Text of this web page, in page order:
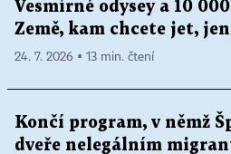
Vesmírné odysey a 10
Země, kam chcete jet,
24. 7. 2026 ▪ 13 min. čtení
Končí program, v němž
dveře nelegálním